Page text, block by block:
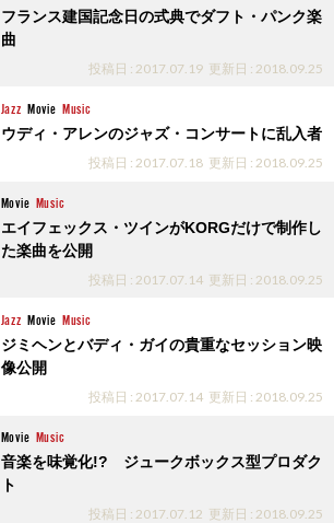
フランス建国記念日の式典でダフト・パンク楽
曲
投稿日 : 2017.07.19 更新日 : 2018.09.25
Jazz Movie Music
ウディ・アレンのジャズ・コンサートに乱入者
投稿日 : 2017.07.18 更新日 : 2018.09.25
Movie Music
エイフェックス・ツインがKORGだけで制作し
た楽曲を公開
投稿日 : 2017.07.14 更新日 : 2018.09.25
Jazz Movie Music
ジミヘンとバディ・ガイの貴重なセッション映
像公開
投稿日 : 2017.07.14 更新日 : 2018.09.25
Movie Music
音楽を味覚化!? ジュークボックス型プロダク
ト
投稿日 : 2017.07.12 更新日 : 2018.09.25